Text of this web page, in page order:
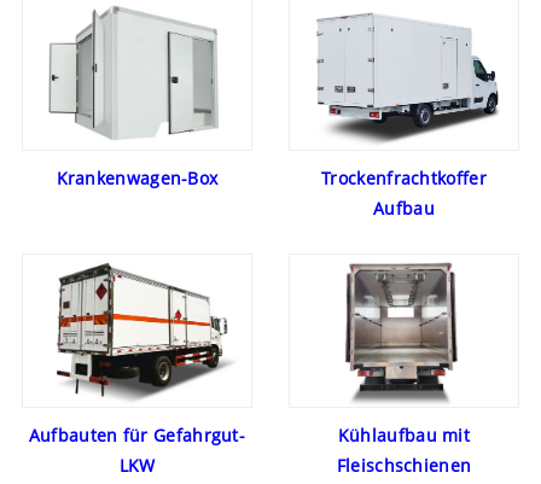
Krankenwagen-Box
Trockenfrachtkoffer
Aufbau
Aufbauten für Gefahrgut-
LKW
Kühlaufbau mit
Fleischschienen